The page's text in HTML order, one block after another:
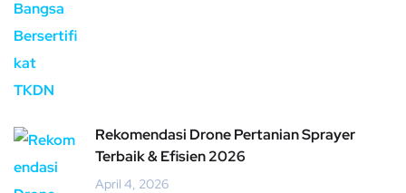
Rekomendasi Drone Pertanian Sprayer
Terbaik & Efisien 2026
April 4, 2026